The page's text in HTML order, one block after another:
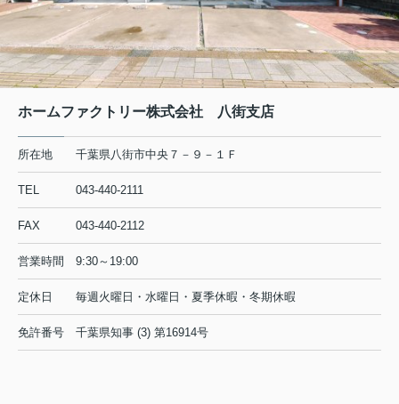
ホームファクトリー株式会社 八街支店
所在地 千葉県八街市中央７－９－１Ｆ
TEL 043-440-2111
FAX 043-440-2112
営業時間 9:30～19:00
定休日 毎週火曜日・水曜日・夏季休暇・冬期休暇
免許番号 千葉県知事 (3) 第16914号